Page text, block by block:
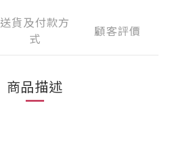
送貨及付款方
式
顧客評價
商品描述